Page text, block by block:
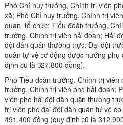
Phó Chỉ huy trưởng, Chính trị viên
xã; Phó Chỉ huy trưởng, Chính trị
quan, tổ chức; Tiểu đoàn trưởng,
trưởng, Chính trị viên hải đoàn; Hải
đội dân quân thường trực; Đại đội
quân tự vệ cơ động được hưởng phụ
định cũ là 327.800 đồng).
Phó Tiểu đoàn trưởng, Chính trị viên
trưởng, Chính trị viên phó hải đoàn;
viên phó hải đội dân quân thường
trị viên phó đại đội dân quân tự vệ
491.400 đồng (quy định cũ là